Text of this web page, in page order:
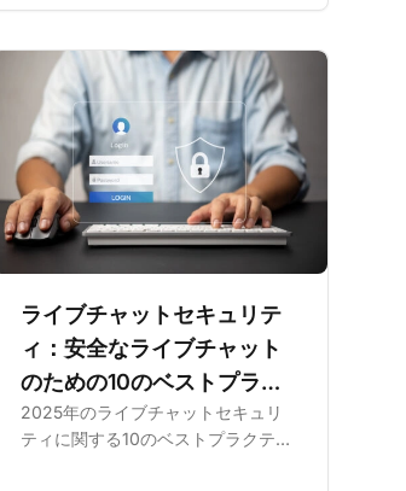
ライブチャットセキュリテ
ィ：安全なライブチャット
のための10のベストプラク
ティス
2025年のライブチャットセキュリ
ティに関する10のベストプラクティ